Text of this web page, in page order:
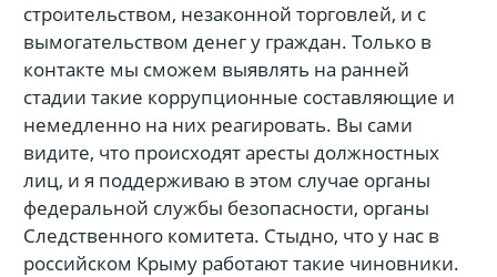
строительством, незаконной торговлей, и с
вымогательством денег у граждан. Только в
контакте мы сможем выявлять на ранней
стадии такие коррупционные составляющие и
немедленно на них реагировать. Вы сами
видите, что происходят аресты должностных
лиц, и я поддерживаю в этом случае органы
федеральной службы безопасности, органы
Следственного комитета. Стыдно, что у нас в
российском Крыму работают такие чиновники.